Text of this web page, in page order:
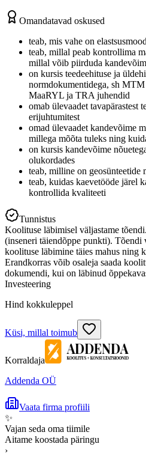
Omandatavad oskused
teab, mis vahe on
teab, millal peab kontrollima
millal võib piirduda
on kursis teedeehituse ja
normdokumentidega, sh
MaaRYL ja TRA juhendid
omab ülevaadet tavapärastest
erijuhtumitest
omad ülevaadet kandevõime
millega mõõta tuleks ning
on kursis kandevõime
olukordades
teab, milline on geosünteetide
teab, kuidas kaevetööde järel
kontrollida kvaliteeti
Tunnistus
Koolituse läbimisel väljastame
(inseneri täiendõppe punkti). Tõendi
koolituse läbimine täies mahus ning
Erandkorras võib osaleja saada
dokumendi, kui on läbinud
Investeering
Hind kokkuleppel
Küsi, millal toimub
Korraldaja
Addenda OÜ
Vaata firma profiili
✨
Vajan seda oma tiimile
Aitame koostada päringu
›